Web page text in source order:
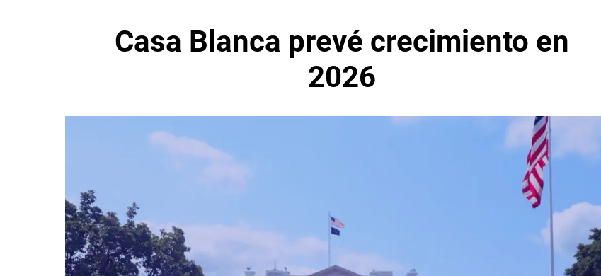
Casa Blanca prevé crecimiento en
2026